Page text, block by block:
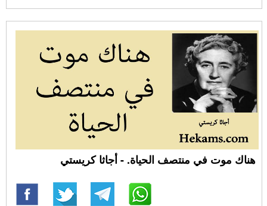
هناك موت في منتصف الحياة. - أجاثا كريستي